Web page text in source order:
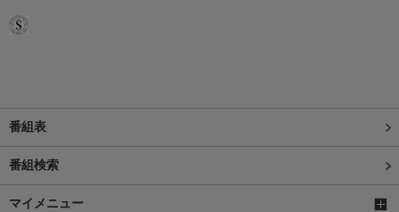
番組表
番組検索
マイメニュー